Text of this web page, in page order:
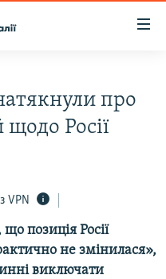
про
Росії
VPN
позиція Росії
не змінилася»,
виключати